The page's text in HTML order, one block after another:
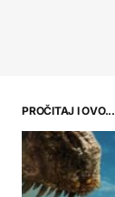
PROČITAJ I OVO...